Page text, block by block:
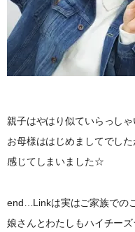
親子はやはり似ていらっしゃ
お母様ははじめましてでし
感じてしまいました☆
end…Linkは実はご家族での
娘さんとわたしもハイチー